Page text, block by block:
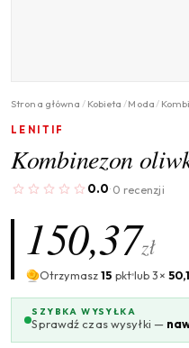
Strona główna / Kobieta /Moda/
LENITIF
Kombinezon
0.0· 0 recenzji
150,37zł
Otrzymasz15 pktlub 3×
SZYBKA WYSYŁKA
Sprawdź czas wysyłki —